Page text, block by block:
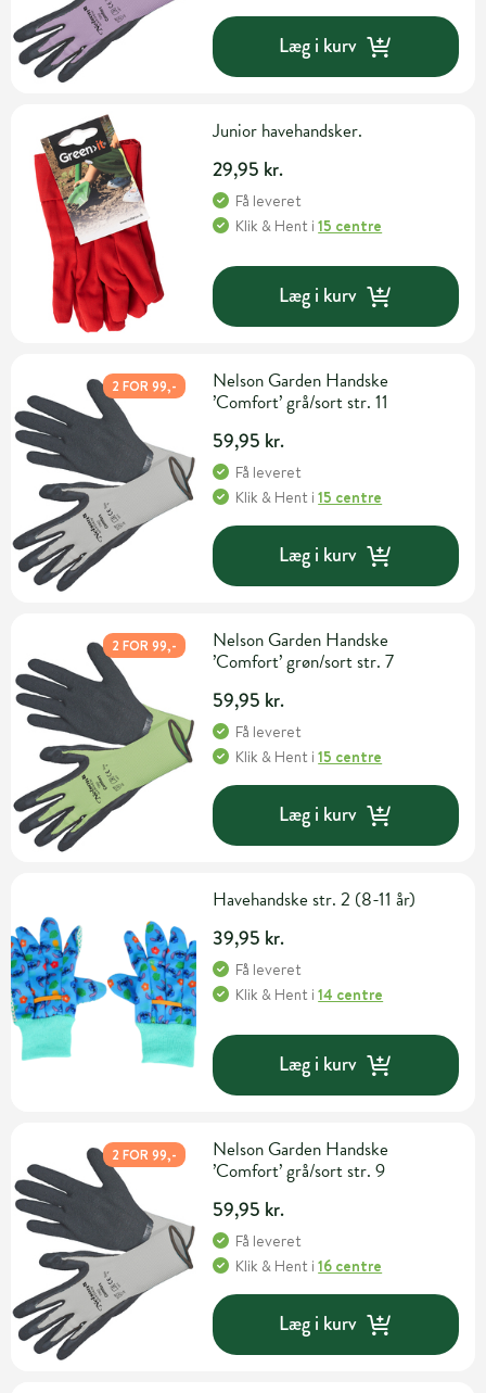
Læg i kurv
Junior havehandsker.
29,95 kr.
Få leveret
Klik & Hent i15 centre
Læg i kurv
2 FOR 99,-
Nelson Garden Handske
’Comfort’ grå/sort str. 11
59,95 kr.
Få leveret
Klik & Hent i15 centre
Læg i kurv
2 FOR 99,-
Nelson Garden Handske
’Comfort’ grøn/sort str. 7
59,95 kr.
Få leveret
Klik & Hent i15 centre
Læg i kurv
Havehandske str. 2 (8-11 år)
39,95 kr.
Få leveret
Klik & Hent i14 centre
Læg i kurv
2 FOR 99,-
Nelson Garden Handske
’Comfort’ grå/sort str. 9
59,95 kr.
Få leveret
Klik & Hent i16 centre
Læg i kurv